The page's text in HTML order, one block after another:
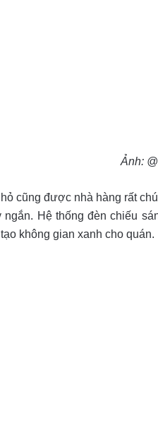
Ảnh:
cũng được nhà hàng rất
ngắn. Hệ thống đèn chiếu
không gian xanh cho quán.